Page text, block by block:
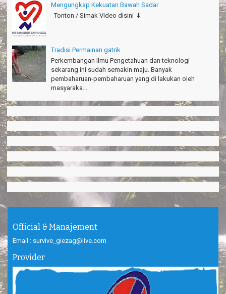
Mengungkap Kekuatan Bawah Sadar
Tonton / Simak Video disini ⬇️
Tradisi Permainan gatrik
Perkembangan Ilmu Pengetahuan dan teknologi
sekarang ini sudah semakin maju. Banyak
pembaharuan-pembaharuan yang di lakukan oleh
masyaraka...
Official & Manajement
Email : survive_giezag@live.com
Provider